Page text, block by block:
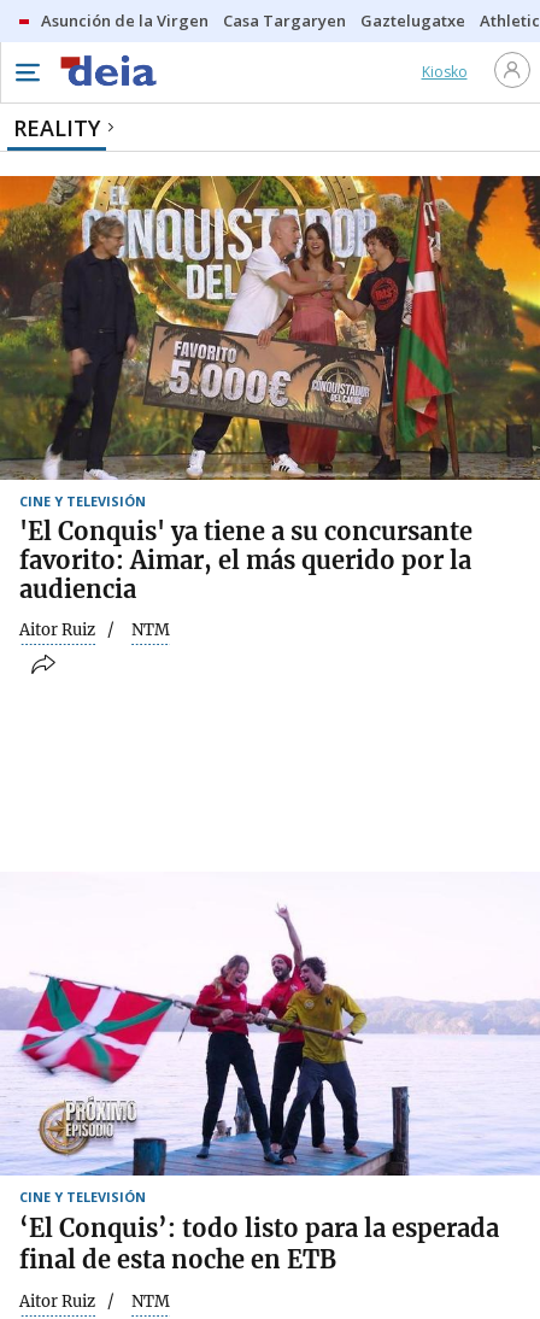
Asunción de la Virgen Casa Targaryen Gaztelugatxe Athletic
Kiosko
REALITY
CINE Y TELEVISIÓN
'El Conquis' ya tiene a su concursante
favorito: Aimar, el más querido por la
audiencia
Aitor Ruiz NTM
CINE Y TELEVISIÓN
‘El Conquis’: todo listo para la esperada
final de esta noche en ETB
Aitor Ruiz NTM